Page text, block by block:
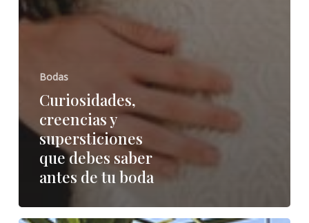
Bodas
Curiosidades,
creencias y
supersticiones
que debes saber
antes de tu boda